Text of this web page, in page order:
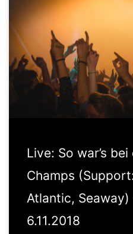
Live: So war’s
Champs
Atlantic, Seaway)
6.11.2018